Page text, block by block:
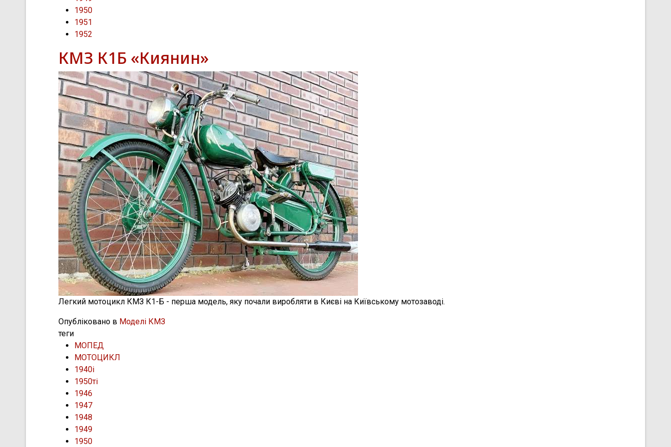
1950
1951
1952
КМЗ К1Б «Киянин»
Легкий мотоцикл КМЗ К1-Б - перша модель, яку почали виробляти в Києві на Київському мотозаводі.
Опубліковано в Моделі КМЗ
теги
МОПЕД
МОТОЦИКЛ
1940і
1950ті
1946
1947
1948
1949
1950